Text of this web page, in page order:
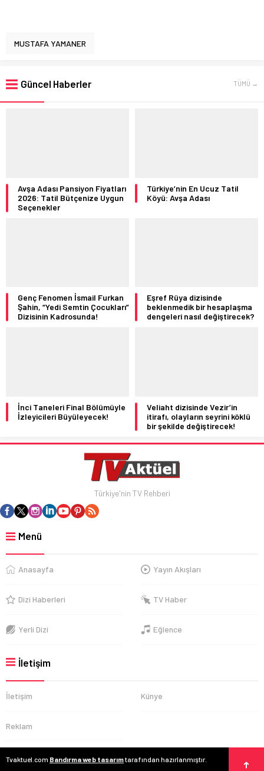
MUSTAFA YAMANER
Güncel Haberler TÜMÜ →
Avşa Adası Pansiyon Fiyatları
2026: Tatil Bütçenize Uygun
Seçenekler
Türkiye’nin En Ucuz Tatil
Köyü: Avşa Adası
Genç Fenomen İsmail Furkan
Şahin, “Yedi Semtin Çocukları”
Dizisinin Kadrosunda!
Eşref Rüya dizisinde
beklenmedik bir hesaplaşma
dengeleri nasıl değiştirecek?
İnci Taneleri Final Bölümüyle
İzleyicileri Büyüleyecek!
Veliaht dizisinde Vezir’in
itirafı, olayların seyrini köklü
bir şekilde değiştirecek!
Türkiye'nin TV Rehberi
Menü
Anasayfa Yayın Akışları
Dizi Haberleri TV Haber
Yerli Dizi Eğlence
İletişim
İletişim Künye
Reklam
Tvaktuel.com Bandırma web tasarımtarafından hazırlanmıştır.